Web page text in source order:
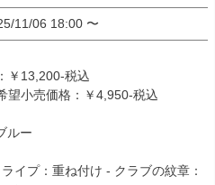
11/06 18:00 〜
￥13,200-税込
小売価格：￥4,950-税込
ルー
イプ：重ね付け - クラブの紋章：